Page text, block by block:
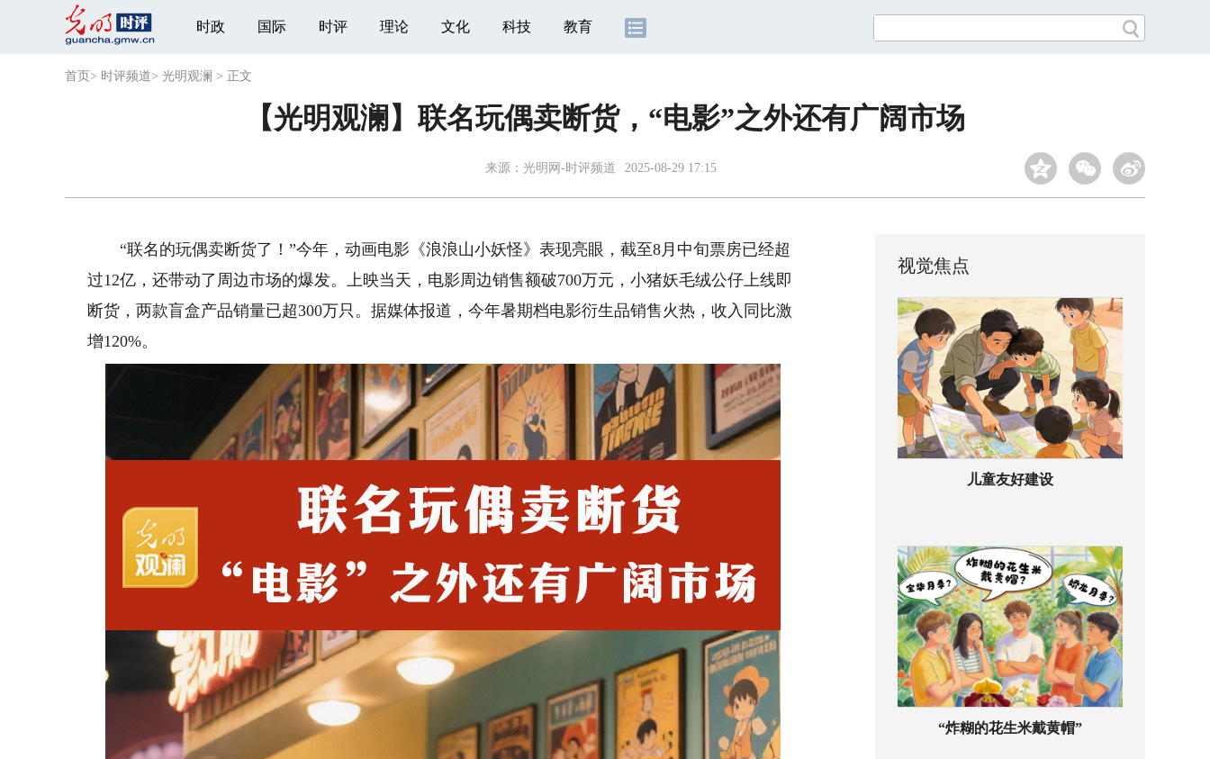
时政 国际 时评 理论 文化 科技 教育
首页 > 时评频道> 光明观澜 > 正文
【光明观澜】联名玩偶卖断货，“电影”之外还有广阔市场
来源： 光明网-时评频道 2025-08-29 17:15
“联名的玩偶卖断货了！”今年，动画电影《浪浪山小妖怪》表现亮眼，截至8月中旬票房已经超
过12亿，还带动了周边市场的爆发。上映当天，电影周边销售额破700万元，小猪妖毛绒公仔上线即
断货，两款盲盒产品销量已超300万只。据媒体报道，今年暑期档电影衍生品销售火热，收入同比激
增120%。
视觉焦点
儿童友好建设
“炸糊的花生米戴黄帽”